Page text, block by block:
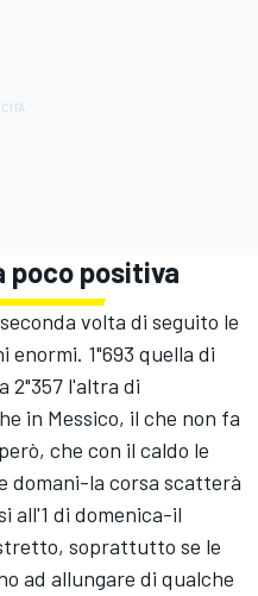
poco positiva
volta di seguito le
enormi. 1"693 quella di
2"357 l'altra di
in Messico, il che non fa
che con il caldo le
domani-la corsa scatterà
all'1 di domenica-il
soprattutto se le
ad allungare di qualche